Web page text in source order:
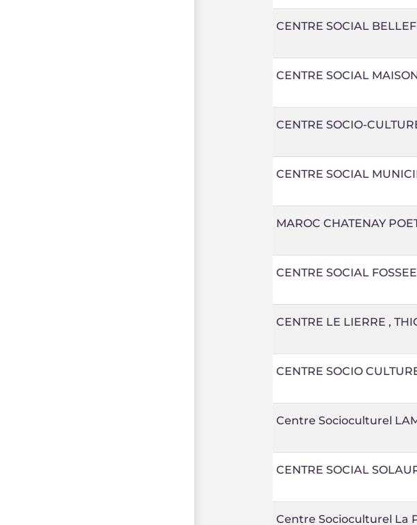
CENTRE SOCIAL
CENTRE SOCIAL
CENTRE SOCIO-
CENTRE SOCIAL
MAROC CHATENAY
CENTRE SOCIAL
CENTRE LE LIERRE ,
CENTRE SOCIO
Centre Socioculturel
CENTRE SOCIAL
Centre Socioculturel La